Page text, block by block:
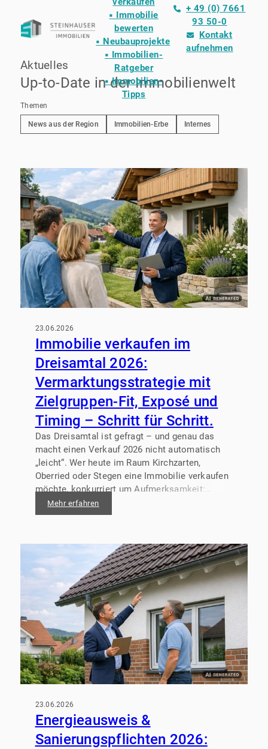
verkaufen
▪ Immobilie
bewerten
▪ Neubauprojekte
▪ Immobilien-
Ratgeber
▪ Immobilien-
Tipps
+ 49 (0) 7661
93 50-0
Kontakt
aufnehmen
Aktuelles
Up-to-Date in der Immobilienwelt
Themen
News aus der Region Immobilien-Erbe Internes
23.06.2026
Immobilie verkaufen im
Dreisamtal 2026:
Vermarktungsstrategie mit
Zielgruppen-Fit, Exposé und
Timing – Schritt für Schritt.
Das Dreisamtal ist gefragt – und genau das
macht einen Verkauf 2026 nicht automatisch
„leicht“. Wer heute im Raum Kirchzarten,
Oberried oder Stegen eine Immobilie verkaufen
möchte, konkurriert um Aufmerksamkeit:
Käufer vergleichen Exposés, prüfen
Finanzierung, analysieren Lage,
Eine klare Vermarktungsstrategie sorgt dafür,
dass Interessenten Ihr Objekt schneller
verstehen – und Sie fundiert entscheiden
können.
Mehr erfahren
23.06.2026
Energieausweis &
Sanierungspflichten 2026: